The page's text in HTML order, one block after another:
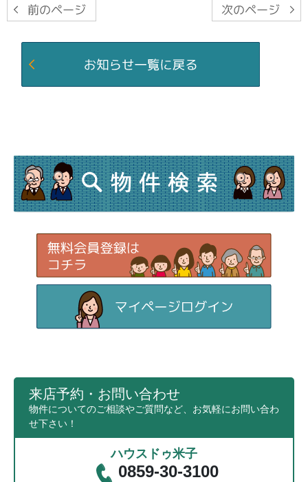
来店予約・お問い合わせ
物件についてのご相談やご質問など、お気軽にお問い合わ
せ下さい！
ハウスドゥ米子
0859-30-3100